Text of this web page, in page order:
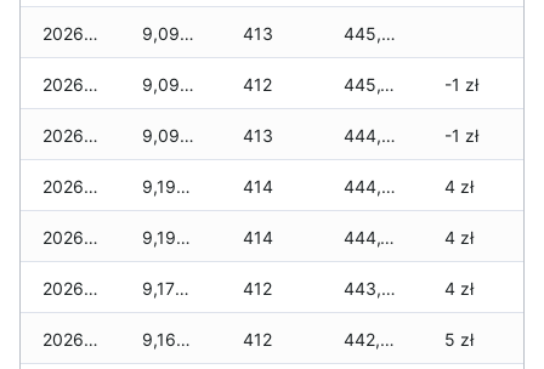
2026-01-15 9,090 zł 413 445,285 zł
2026-01-14 9,090 zł 412 445,170 zł -1 zł
2026-01-13 9,090 zł 413 444,985 zł -1 zł
2026-01-12 9,190 zł 414 444,575 zł 4 zł
2026-01-11 9,190 zł 414 444,175 zł 4 zł
2026-01-09 9,170 zł 412 443,265 zł 4 zł
2026-01-08 9,160 zł 412 442,780 zł 5 zł